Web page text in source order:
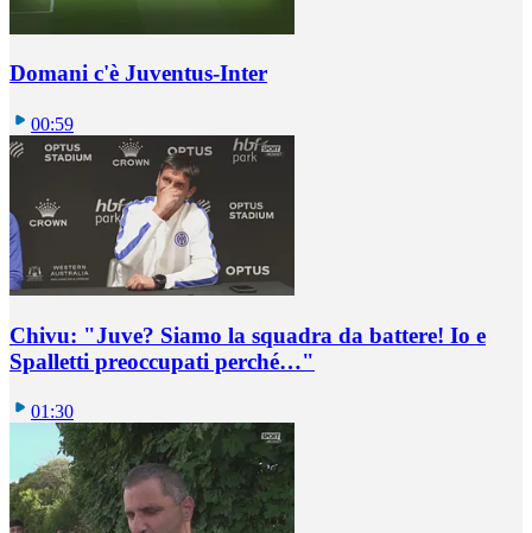
Domani c'è Juventus-Inter
00:59
Chivu: "Juve? Siamo la squadra da battere! Io e
Spalletti preoccupati perché…"
01:30